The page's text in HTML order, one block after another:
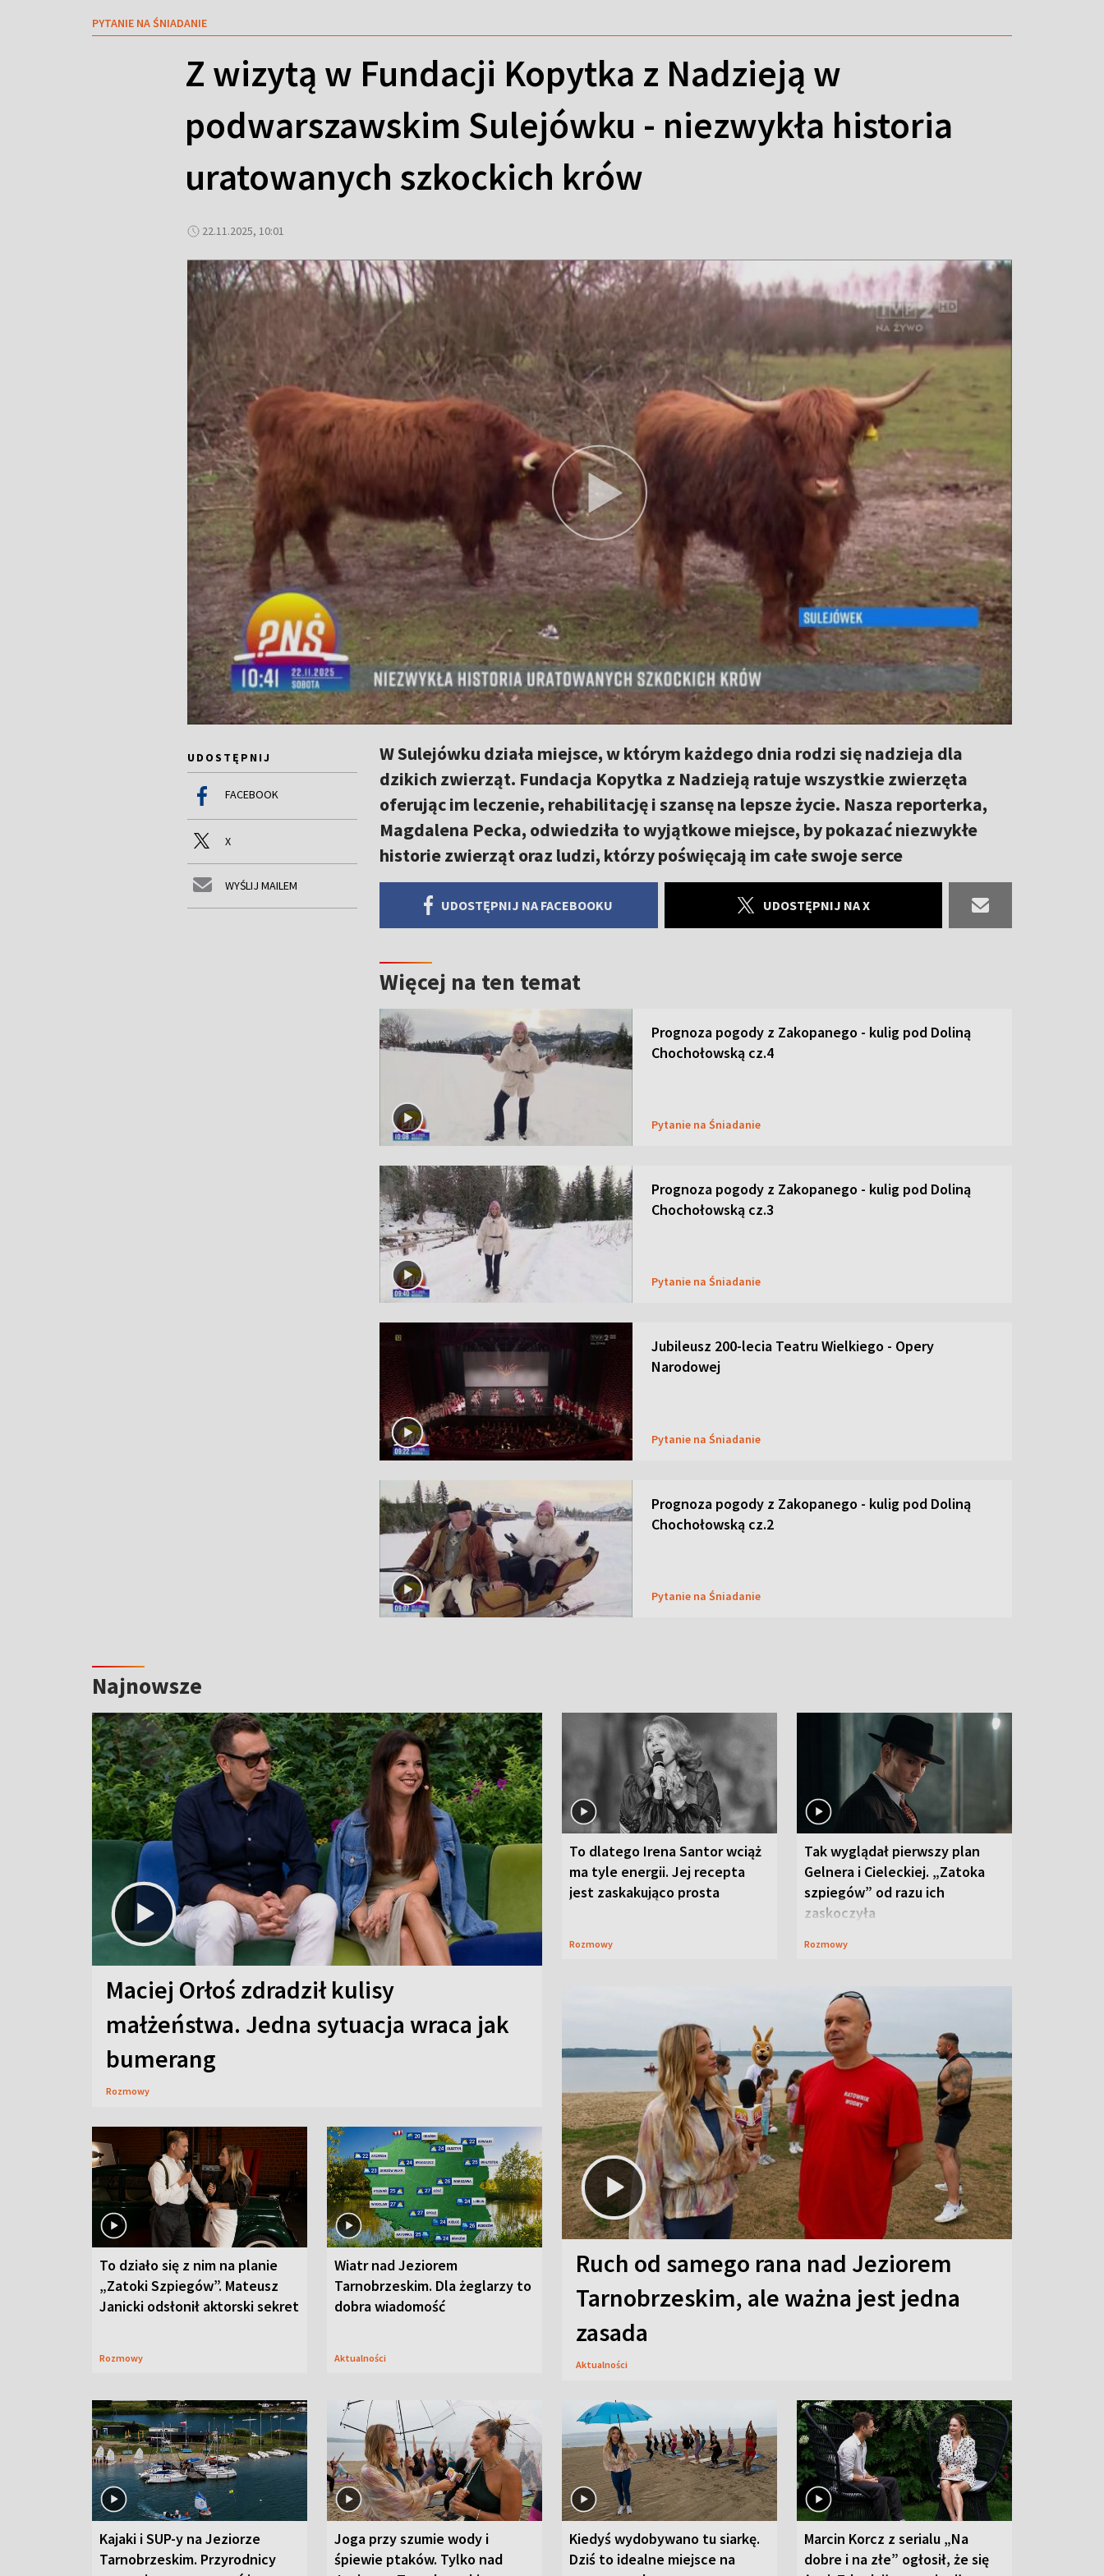
PYTANIE NA ŚNIADANIE
Z wizytą w Fundacji Kopytka z Nadzieją w
podwarszawskim Sulejówku - niezwykła historia
uratowanych szkockich krów
22.11.2025, 10:01
UDOSTĘPNIJ
FACEBOOK
X
WYŚLIJ MAILEM
W Sulejówku działa miejsce, w którym każdego dnia rodzi się nadzieja dla
dzikich zwierząt. Fundacja Kopytka z Nadzieją ratuje wszystkie zwierzęta
oferując im leczenie, rehabilitację i szansę na lepsze życie. Nasza reporterka,
Magdalena Pecka, odwiedziła to wyjątkowe miejsce, by pokazać niezwykłe
historie zwierząt oraz ludzi, którzy poświęcają im całe swoje serce
UDOSTĘPNIJ NA FACEBOOKU UDOSTĘPNIJ NA X
Więcej na ten temat
Prognoza pogody z Zakopanego - kulig pod Doliną
Chochołowską cz.4
Pytanie na Śniadanie
Prognoza pogody z Zakopanego - kulig pod Doliną
Chochołowską cz.3
Pytanie na Śniadanie
Jubileusz 200-lecia Teatru Wielkiego - Opery
Narodowej
Pytanie na Śniadanie
Prognoza pogody z Zakopanego - kulig pod Doliną
Chochołowską cz.2
Pytanie na Śniadanie
Najnowsze
Maciej Orłoś zdradził kulisy
małżeństwa. Jedna sytuacja wraca jak
bumerang
Rozmowy
To dlatego Irena Santor wciąż
ma tyle energii. Jej recepta
jest zaskakująco prosta
Rozmowy
Tak wyglądał pierwszy plan
Gelnera i Cieleckiej. „Zatoka
szpiegów” od razu ich
zaskoczyła
Rozmowy
To działo się z nim na planie
„Zatoki Szpiegów”. Mateusz
Janicki odsłonił aktorski sekret
Rozmowy
Wiatr nad Jeziorem
Tarnobrzeskim. Dla żeglarzy to
dobra wiadomość
Aktualności
Ruch od samego rana nad Jeziorem
Tarnobrzeskim, ale ważna jest jedna
zasada
Aktualności
Kajaki i SUP-y na Jeziorze
Tarnobrzeskim. Przyrodnicy
Joga przy szumie wody i
śpiewie ptaków. Tylko nad
Kiedyś wydobywano tu siarkę.
Dziś to idealne miejsce na
Marcin Korcz z serialu „Na
dobre i na złe” ogłosił, że się